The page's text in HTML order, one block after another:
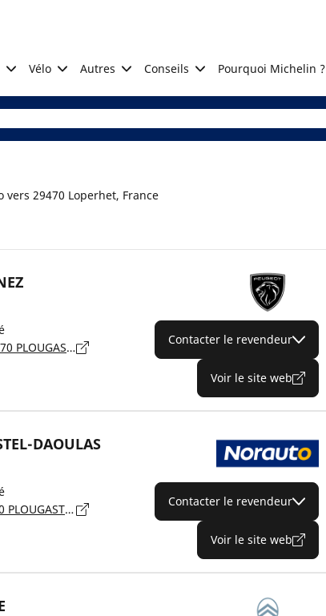
Vélo Autres Conseils Pourquoi Michelin ?
29470 Loperhet, France
Route de Ti Ar Menez, 29470 PLOUGASTEL-DAOULAS
Contacter le revendeur
Voir le site web
DAOULAS
ZAC de Ty Ar Menez, 29470 PLOUGASTEL-DAOULAS
Contacter le revendeur
Voir le site web